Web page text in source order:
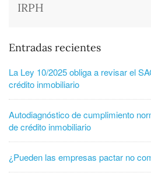
IRPH
Entradas recientes
La Ley 10/2025 obliga a revisar el
crédito inmobiliario
Autodiagnóstico de cumplimiento
de crédito inmobiliario
¿Pueden las empresas pactar no